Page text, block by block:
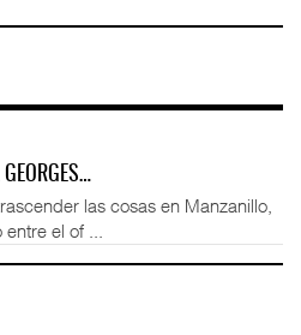
GEORGES…
las cosas en Manzanillo,
el of ...